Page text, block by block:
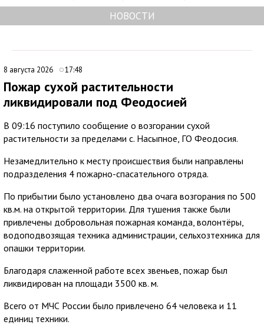
НОВОСТИ
8 августа 2026 17:48
Пожар сухой растительности
ликвидировали под Феодосией
В 09:16 поступило сообщение о возгорании сухой
растительности за пределами с. Насыпное, ГО Феодосия.
Незамедлительно к месту происшествия были направлены
подразделения 4 пожарно-спасательного отряда.
По прибытии было установлено два очага возгорания по 500
кв.м. на открытой территории. Для тушения также были
привлечены добровольная пожарная команда, волонтёры,
водоподвозящая техника администрации, сельхозтехника для
опашки территории.
Благодаря слаженной работе всех звеньев, пожар был
ликвидирован на площади 3500 кв. м.
Всего от МЧС России было привлечено 64 человека и 11
единиц техники.